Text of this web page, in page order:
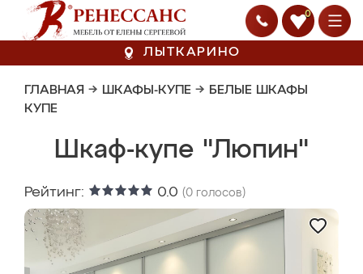
0
ЛЫТКАРИНО
ГЛАВНАЯ → ШКАФЫ-КУПЕ → БЕЛЫЕ ШКАФЫ
КУПЕ
Шкаф-купе "Люпин"
Рейтинг: 0.0 (0 голосов)